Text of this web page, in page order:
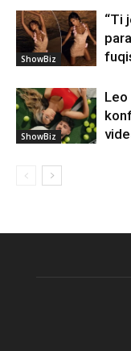
ShowBiz
“Ti
ShowBiz
Leo